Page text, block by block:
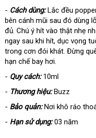
- Cách dùng:Lắc đều
bên cánh mũi sau đó dùng
đủ. Chú ý hít vào thật nhẹ
ngay sau khi hít, dục vọng
trong cơn đói khát. Đừng
hạn chế bay hơi.
- Quy cách: 10ml
- Thương hiệu:Buzz
- Bảo quản:Nơi khô ráo
- Hạn sử dụng:03 năm